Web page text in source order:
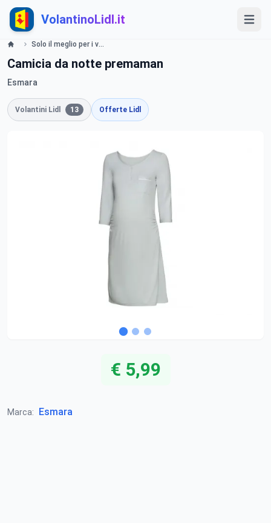
VolantinoLidl.it
Solo il meglio per i vostri bimbi Lidl
Camicia da notte premaman
Esmara
Volantini Lidl 13 Offerte Lidl
€ 5,99
Marca: Esmara